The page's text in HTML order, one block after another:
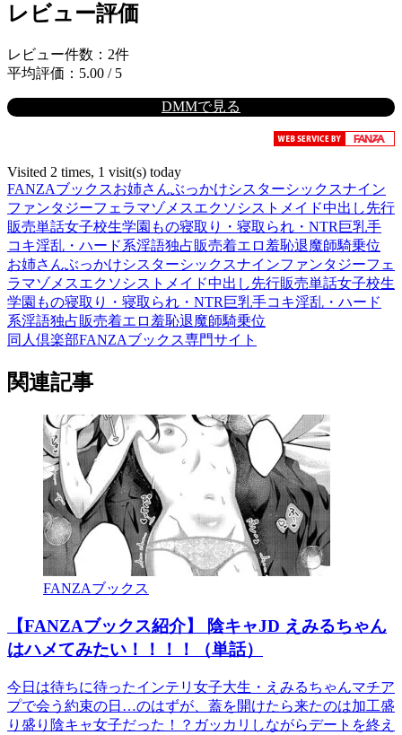
レビュー評価
レビュー件数：2件
平均評価：5.00 / 5
DMMで見る
Visited 2 times, 1 visit(s) today
FANZAブックスお姉さんぶっかけシスターシックスナイン
ファンタジーフェラマゾメスエクソシスト メイド中出し先行
販売単話女子校生学園もの寝取り・寝取られ・NTR 巨乳手
コキ淫乱・ハード系淫語独占販売着エロ 羞恥退魔師騎乗位
お姉さんぶっかけシスターシックスナインファンタジーフェ
ラマゾメスエクソシスト メイド中出し先行販売単話女子校生
学園もの寝取り・寝取られ・NTR 巨乳手コキ淫乱・ハード
系淫語独占販売着エロ 羞恥退魔師騎乗位
同人倶楽部FANZAブックス専門サイト
関連記事
FANZAブックス
【FANZAブックス紹介】 陰キャJD えみるちゃん
はハメてみたい！！！！（単話）
今日は待ちに待ったインテリ女子大生・えみるちゃんマチア
プで会う約束の日…のはずが、蓋を開けたら来たのは加工盛
り盛り陰キャ女子だった！？ガッカリしながらデートを終え